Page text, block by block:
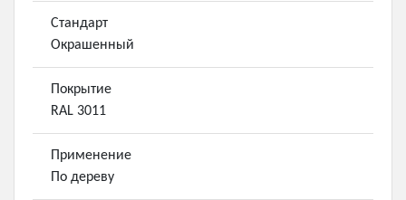
Стандарт
Окрашенный
Покрытие
RAL 3011
Применение
По дереву